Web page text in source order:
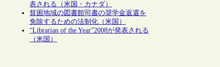
表される（米国・カナダ）
貧困地域の図書館司書の奨学金返還を
免除するための法制化（米国）
“Librarian of the Year”2008が発表される
（米国）